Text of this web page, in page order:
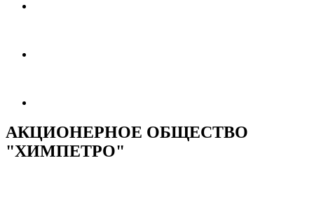
АКЦИОНЕРНОЕ ОБЩЕСТВО
"ХИМПЕТРО"